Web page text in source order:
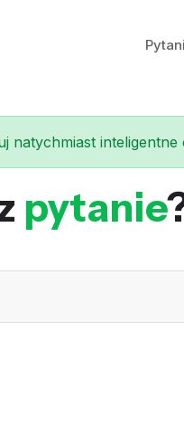
natychmiast
pytanie